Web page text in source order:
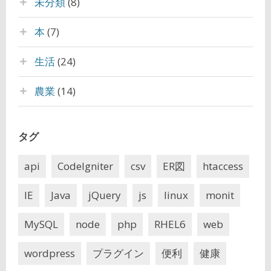
本 (7)
生活(24)
農業 (14)
タグ
api CodeIgniter csv ER図 htaccess
IE Java jQuery js linux monit
MySQL node php RHEL6 web
wordpress プラグイン 便利 健康